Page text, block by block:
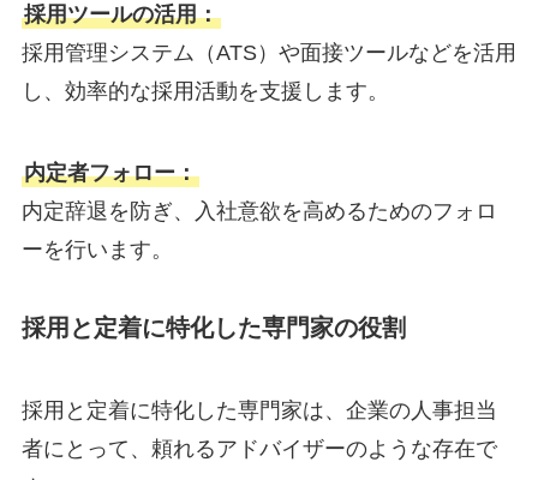
採用ツールの活用：
採用管理システム（ATS）や面接ツールなどを活用
し、効率的な採用活動を支援します。
内定者フォロー：
内定辞退を防ぎ、入社意欲を高めるためのフォロ
ーを行います。
採用と定着に特化した専門家の役割
採用と定着に特化した専門家は、企業の人事担当
者にとって、頼れるアドバイザーのような存在で